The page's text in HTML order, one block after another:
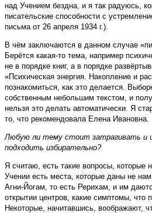
над Учением бездна, и я так радуюсь,
писательские способности с
письма от 26 апреля 1934 г.).
В чём заключаются в данном случае
Берётся какая-то тема, например
не в порядке книг, а в порядке
«Психическая энергия. Накопление и
познакомиться, как это делается.
собственным небольшим текстом, и
нельзя это делать автоматически. Я
то, что рекомендовала Елена Ивановна.
Любую ли тему стоит затрагивать и
подходить избирательно?
Я считаю, есть такие вопросы, которые
Учении есть места, которые даны не
Агни-Йогам, то есть Рерихам, и им
открытии центров, какие симптомы, что
Некоторые, начитавшись, воображают,